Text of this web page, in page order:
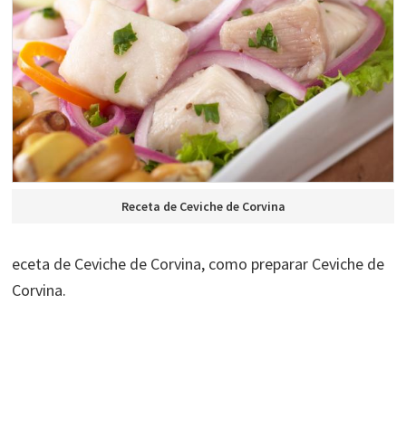
Receta de Ceviche de Corvina
eceta de Ceviche de Corvina, como preparar Ceviche de
Corvina.